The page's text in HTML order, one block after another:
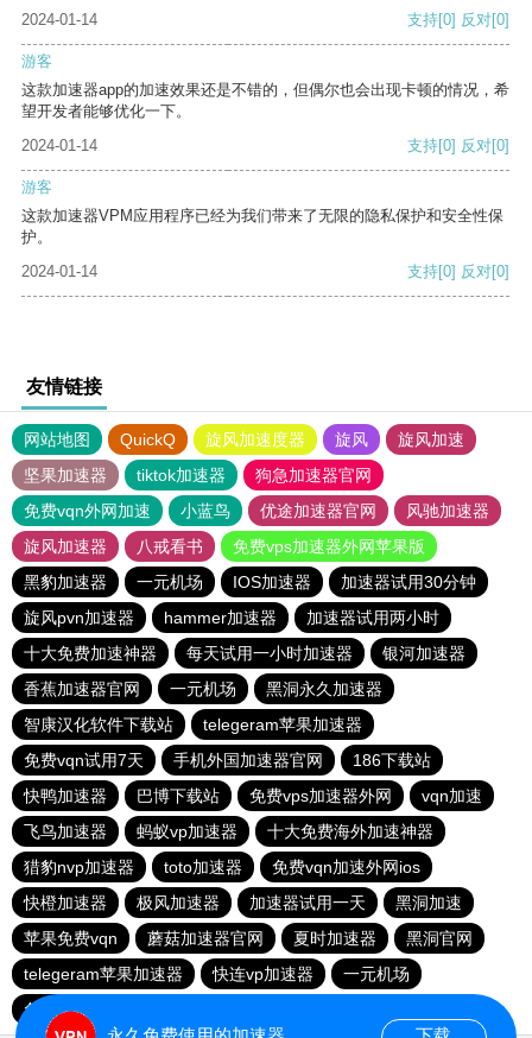
2024-01-14
支持[0] 反对[0]
游客
这款加速器app的加速效果还是不错的，但偶尔也会出现卡顿的情况，希
望开发者能够优化一下。
2024-01-14
支持[0] 反对[0]
游客
这款加速器VPM应用程序已经为我们带来了无限的隐私保护和安全性保
护。
2024-01-14
支持[0] 反对[0]
友情链接
网站地图 QuickQ 旋风加速度器 旋风
旋风加速
坚果加速器
tiktok加速器
狗急加速器官网
免费vqn外网加速
小蓝鸟 优途加速器官网
风驰加速器
旋风加速器
八戒看书
免费vps加速器外网苹果版
黑豹加速器
一元机场 IOS加速器
加速器试用30分钟
旋风pvn加速器
hammer加速器
加速器试用两小时
十大免费加速神器
每天试用一小时加速器
银河加速器
香蕉加速器官网
一元机场
黑洞永久加速器
智康汉化软件下载站
telegeram苹果加速器
免费vqn试用7天
手机外国加速器官网
186下载站
快鸭加速器
巴博下载站 免费vps加速器外网
vqn加速
飞鸟加速器
蚂蚁vp加速器
十大免费海外加速神器
猎豹nvp加速器
toto加速器
免费vqn加速外网ios
快橙加速器
极风加速器 加速器试用一天
黑洞加速
苹果免费vqn
蘑菇加速器官网 夏时加速器
黑洞官网
telegeram苹果加速器
快连vp加速器
一元机场
免费vps加速器外网